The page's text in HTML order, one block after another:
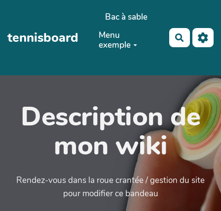
Aller au contenu principal
tennisboard
Bac à sable
Menu
exemple
Description de
mon wiki
Rendez-vous dans la roue crantée / gestion du site
pour modifier ce bandeau